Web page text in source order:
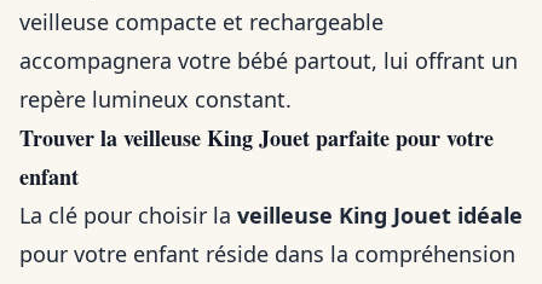
veilleuse compacte et rechargeable
accompagnera votre bébé partout, lui offrant un
repère lumineux constant.
Trouver la veilleuse King Jouet parfaite pour votre
enfant
La clé pour choisir la veilleuse King Jouet idéale
pour votre enfant réside dans la compréhension